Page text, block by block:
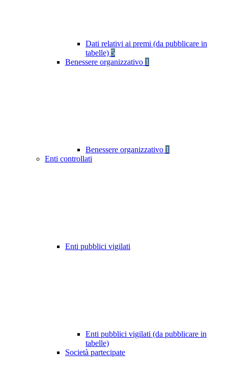
Dati relativi ai premi (da pubblicare in
tabelle) 5
Benessere organizzativo 1
Benessere organizzativo 1
Enti controllati
Enti pubblici vigilati
Enti pubblici vigilati (da pubblicare in
tabelle)
Società partecipate